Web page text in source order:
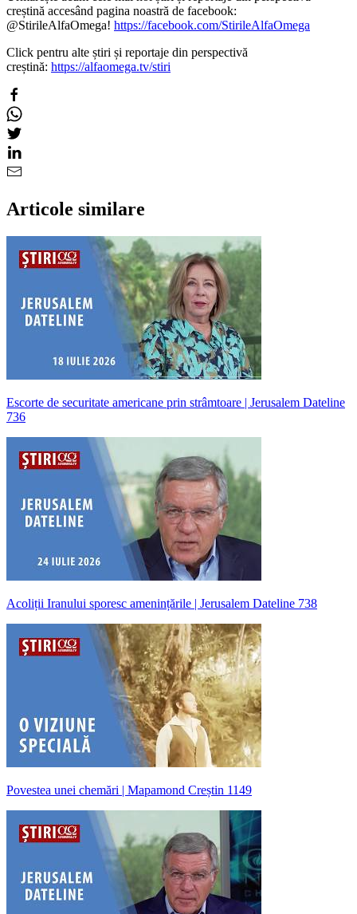
creștină accesând pagina noastră de facebook:
@StirileAlfaOmega! https://facebook.com/StirileAlfaOmega
Click pentru alte știri și reportaje din perspectivă
creștină: https://alfaomega.tv/stiri
Articole similare
Escorte de securitate americane prin strâmtoare | Jerusalem Dateline
736
Acoliții Iranului sporesc amenințările | Jerusalem Dateline 738
Povestea unei chemări | Mapamond Creștin 1149